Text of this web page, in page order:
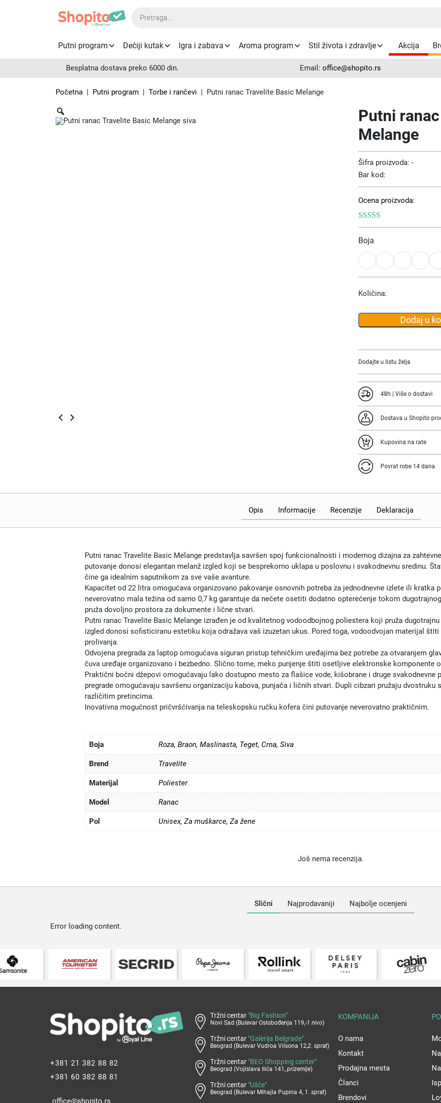
Products
Putni program Dečiji kutak Igra i zabava Aroma program Stil života i zdravlje Akcija
Besplatna dostava preko 6000 din. Email: office@shopito.rs
Početna | Putni program |Torbe i rančevi | Putni ranac Travelite Basic Melange
Putni
Melange
Bar kod:
Šifra proizvoda: -
Ocena proizvoda:
Boja
Količina:
Dodaj u
Dodajte u listu želja
48h | Više o dostavi
Dostava u Shopito
Kupovina na rate
Povrat robe 14 dana
Opis Deklaracija
Informacije Recenzije
Putni ranac Travelite Basic Melange predstavlja savršen spoj funkcionalnosti i modernog dizajna za
putovanje donosi elegantan melanž izgled koji se besprekorno uklapa u poslovnu i svakodnevnu sredinu.
čine ga idealnim saputnikom za sve vaše avanture.
Kapacitet od 22 litra omogućava organizovano pakovanje osnovnih potreba za jednodnevne izlete ili kratka
neverovatno mala težina od samo 0,7 kg garantuje da nećete osetiti dodatno opterećenje tokom
pruža dovoljno prostora za dokumente i lične stvari.
Putni ranac Travelite Basic Melange izrađen je od kvalitetnog vodoodbojnog poliestera koji pruža
izgled donosi sofisticiranu estetiku koja odražava vaš izuzetan ukus. Pored toga, vodoodvojan materijal
prolivanja.
Odvojena pregrada za laptop omogućava siguran pristup tehničkim uređajima bez potrebe za otvaranjem
čuva uređaje organizovano i bezbedno. Slično tome, meko punjenje štiti osetljive elektronske komponente
Praktični bočni džepovi omogućavaju lako dostupno mesto za flašice vode, kišobrane i druge svakodnevne
pregrade omogućavaju savršenu organizaciju kabova, punjača i ličnih stvari. Dupli cibzari pružaju
različitim pretincima.
Inovativna mogućnost pričvršćivanja na teleskopsku ručku kofera čini putovanje neverovatno praktičnim.
Boja Roza, Braon, Maslinasta, Teget, Crna, Siva
Brend Travelite
Materijal Poliester
Model Ranac
Pol Unisex, Za muškarce, Za žene
Još nema recenzija.
Slični Najprodavaniji Najbolje ocenjeni
Error loading content.
+381 21 382 88 82
+381 60 382 88 81
office@shopito.rs
Tržni centar "Big Fashion"
Novi Sad (Bulevar Oslobođenja 119,-1 nivo)
Tržni centar "Galerija Belgrade"
Beograd (Bulevar Vudroa Vilsona 12,2. sprat)
Tržni centar "BEO Shopping center"
Beograd (Vojislava Ilića 141, prizemlje)
Tržni centar "Ušće"
Beograd (Bulevar Mihajla Pupina 4, 1. sprat)
KOMPANIJA
O nama
Kontakt
Prodajna mesta
Članci
Brendovi